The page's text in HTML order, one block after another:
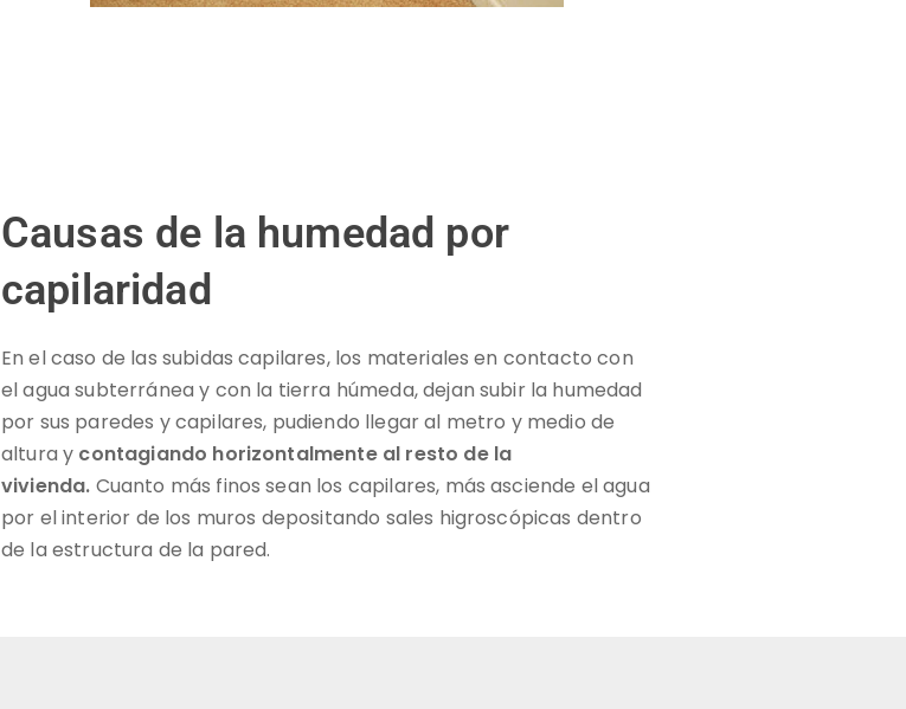
Causas de la humedad por
capilaridad
En el caso de las subidas capilares, los materiales en contacto con
el agua subterránea y con la tierra húmeda, dejan subir la humedad
por sus paredes y capilares, pudiendo llegar al metro y medio de
altura y contagiando horizontalmente al resto de la
vivienda. Cuanto más finos sean los capilares, más asciende el agua
por el interior de los muros depositando sales higroscópicas dentro
de la estructura de la pared.